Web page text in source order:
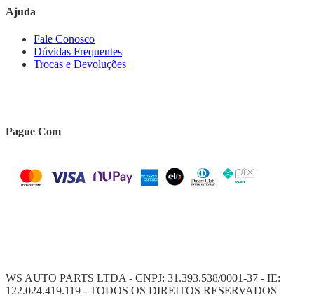
Ajuda
Fale Conosco
Dúvidas Frequentes
Trocas e Devoluções
Pague Com
WS AUTO PARTS LTDA - CNPJ: 31.393.538/0001-37 - IE:
122.024.419.119 - TODOS OS DIREITOS RESERVADOS